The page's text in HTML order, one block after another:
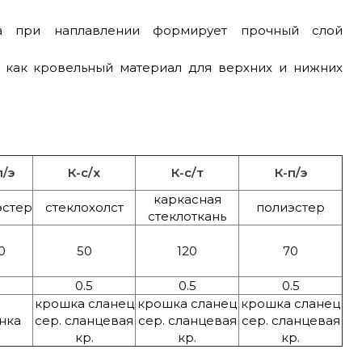
при наплавлении формирует прочный слой
кровельный материал для верхних и нижних
э К-с/х К-с/т К-п/э
стеклохолст
каркасная
стеклоткань
полиэстер
50 120 70
0.5 0.5 0.5
крошка сланец
сер. сланцевая
кр.
крошка сланец
сер. сланцевая
кр.
крошка сланец
сер. сланцевая
кр.